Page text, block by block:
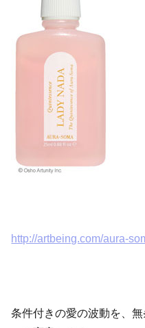
http://artbeing.com/aura-
条件付きの愛の波動を、